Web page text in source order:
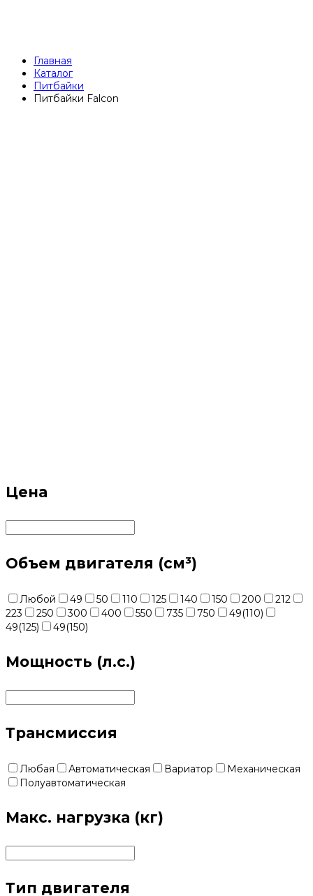
Главная
Каталог
Питбайки
Питбайки Falcon
Цена
Объем двигателя (см³)
Любой 49 50 110 125 140 150 200
212
223
250 300 400 550 735 750
49(110)
49(125)
49(150)
Мощность (л.с.)
Трансмиссия
Любая Автоматическая Вариатор
Механическая
Полуавтоматическая
Макс. нагрузка (кг)
Тип двигателя